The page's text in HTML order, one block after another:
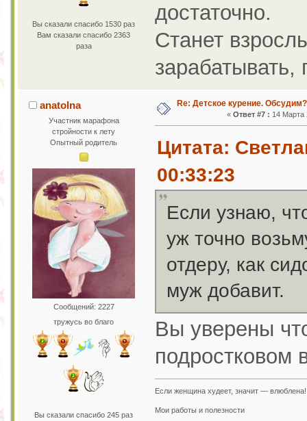
Вы сказали спасибо 1530 раз
Вам сказали спасибо 2363
раза
достаточно.
Станет
зарабатывать,
anatolna
Участник марафона
стройности к лету
Опытный родитель
Сообщений: 2227
тружусь во благо
Вы сказали спасибо 245 раз
Re: Детское курение. Обсудим?
«Ответ #7 : 14 Марта
Цитата:
00:33:23
Если узнаю,
уж точно
отдеру, как
муж добавит.
Вы уверены
подростковом
Если женщина худеет, значит —
Мои работы и полезности